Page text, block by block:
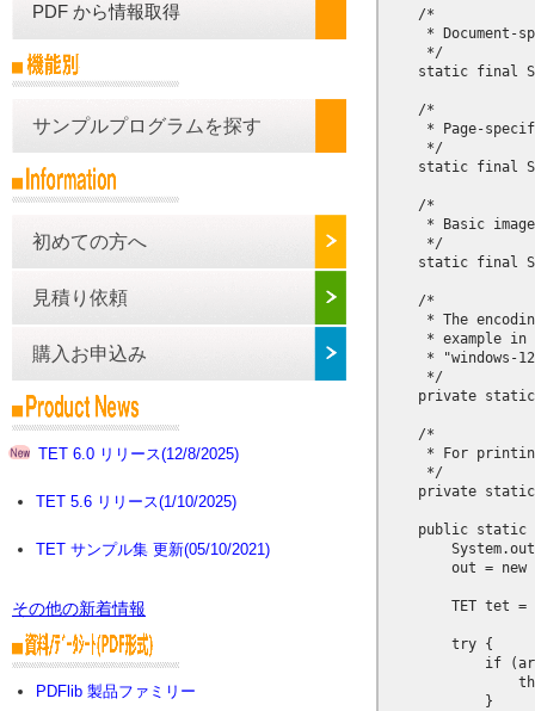
PDF から情報取得
サンプルプログラムを探す
初めての方へ
見積り依頼
購入お申込み
TET 6.0 リリース(12/8/2025)
TET 5.6 リリース(1/10/2025)
TET サンプル集 更新(05/10/2021)
その他の新着情報
PDFlib 製品ファミリー
    /*
* Document-
     */
static final
    /*
* Page-
     */
static final
    /*
* Basic
     */
static final
    /*
* The
* example in
* "windows-
     */
private
    /*
* For
     */
private
public static
out = new
TET tet =
        try {
if
            }